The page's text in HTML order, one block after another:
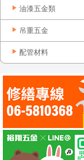
油漆五金類
吊重五金
配管材料